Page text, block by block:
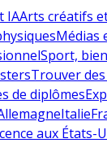
IAArts créatifs
Médias
Sport,
Trouver
de diplômes
Italie
aux États-